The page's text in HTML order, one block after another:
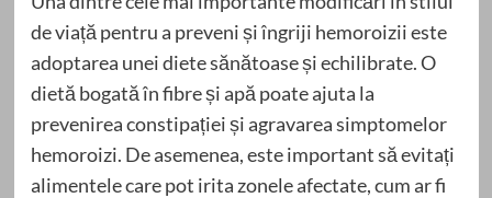
de viață pentru a preveni și îngriji hemoroizii este
adoptarea unei diete sănătoase și echilibrate. O
dietă bogată în fibre și apă poate ajuta la
prevenirea constipației și agravarea simptomelor
hemoroizi. De asemenea, este important să evitați
alimentele care pot irita zonele afectate, cum ar fi